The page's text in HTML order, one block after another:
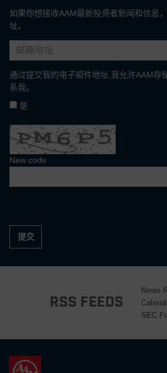
如果你想接收AAM最新投资者新闻和信息
址。
通过提交我的电子邮件地址,我允许AAM存
系我。
是
New code
提交
RSS Feeds
News
SEC